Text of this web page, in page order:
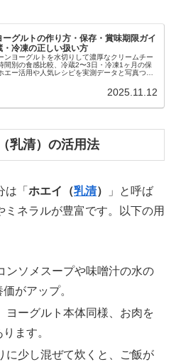
ーグルトの作り方・保存・賞味期限ガイ
・冷凍の正しい扱い方
ンヨーグルトを水切りして濃厚なクリームチー
間別の食感比較、冷蔵2〜3日・冷凍1ヶ月の保
エー活用や人気レシピを実測データと写真つき
2025.11.12
乳清）の活用法
「 ホエイ（乳清）
」と呼ば
ミネラルが豊富です。以下の用
ンソメスープや味噌汁の水の
がアップ。
ヨーグルト本体同様、お肉を
ます。
に少し混ぜて炊くと、ご飯が